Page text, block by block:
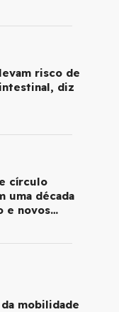
risco de
diz
círculo
uma década
e novos
mobilidade